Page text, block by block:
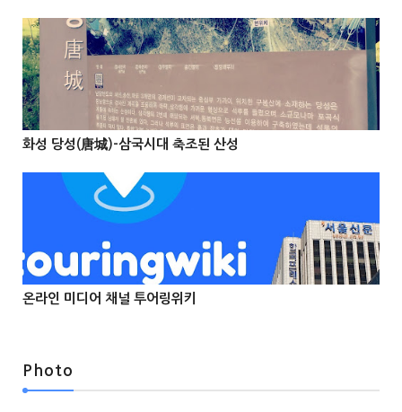
 

화성 당성(唐城)-삼국시대 축조된 산성
 

@Info
온라인 미디어 채널 투어링위키
Photo